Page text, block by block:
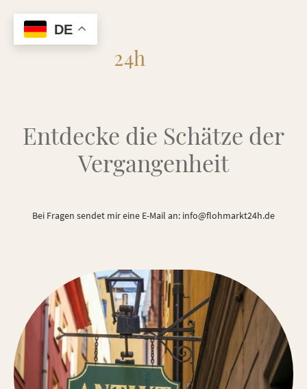
24h
Entdecke die Schätze der
Vergangenheit
Bei Fragen sendet mir eine E-Mail an: info@flohmarkt24h.de
DE